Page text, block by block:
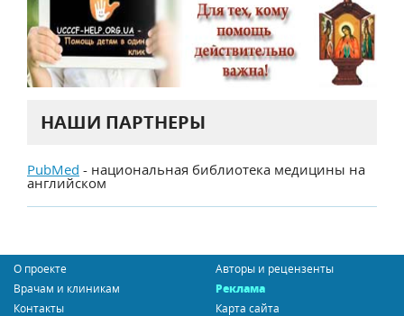
НАШИ ПАРТНЕРЫ
PubMed - национальная библиотека медицины на
английском
О проекте
Авторы и рецензенты
Врачам и клиникам
Реклама
Контакты
Карта сайта